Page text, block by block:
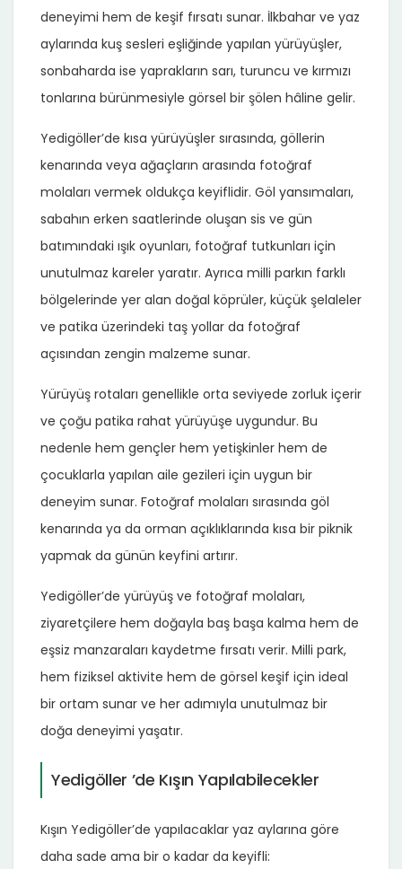
deneyimi hem de keşif fırsatı sunar. İlkbahar ve yaz
aylarında kuş sesleri eşliğinde yapılan yürüyüşler,
sonbaharda ise yaprakların sarı, turuncu ve kırmızı
tonlarına bürünmesiyle görsel bir şölen hâline gelir.
Yedigöller’de kısa yürüyüşler sırasında, göllerin
kenarında veya ağaçların arasında fotoğraf
molaları vermek oldukça keyiflidir. Göl yansımaları,
sabahın erken saatlerinde oluşan sis ve gün
batımındaki ışık oyunları, fotoğraf tutkunları için
unutulmaz kareler yaratır. Ayrıca milli parkın farklı
bölgelerinde yer alan doğal köprüler, küçük şelaleler
ve patika üzerindeki taş yollar da fotoğraf
açısından zengin malzeme sunar.
Yürüyüş rotaları genellikle orta seviyede zorluk içerir
ve çoğu patika rahat yürüyüşe uygundur. Bu
nedenle hem gençler hem yetişkinler hem de
çocuklarla yapılan aile gezileri için uygun bir
deneyim sunar. Fotoğraf molaları sırasında göl
kenarında ya da orman açıklıklarında kısa bir piknik
yapmak da günün keyfini artırır.
Yedigöller’de yürüyüş ve fotoğraf molaları,
ziyaretçilere hem doğayla baş başa kalma hem de
eşsiz manzaraları kaydetme fırsatı verir. Milli park,
hem fiziksel aktivite hem de görsel keşif için ideal
bir ortam sunar ve her adımıyla unutulmaz bir
doğa deneyimi yaşatır.
Yedigöller ’de Kışın Yapılabilecekler
Kışın Yedigöller’de yapılacaklar yaz aylarına göre
daha sade ama bir o kadar da keyifli: